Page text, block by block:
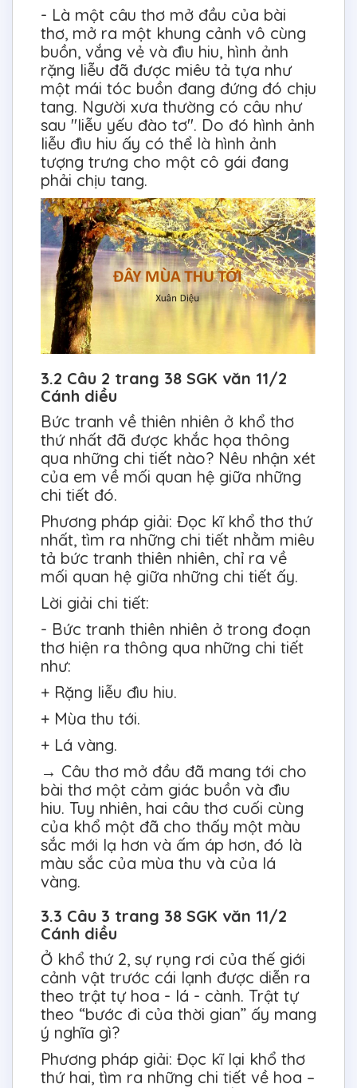
- Là một câu thơ mở đầu của bài
thơ, mở ra một khung cảnh vô cùng
buồn, vắng vẻ và đìu hiu, hình ảnh
rặng liễu đã được miêu tả tựa như
một mái tóc buồn đang đứng đó chịu
tang. Người xưa thường có câu như
sau "liễu yếu đào tơ". Do đó hình ảnh
liễu đìu hiu ấy có thể là hình ảnh
tượng trưng cho một cô gái đang
phải chịu tang.
3.2 Câu 2 trang 38 SGK văn 11/2
Cánh diều
Bức tranh về thiên nhiên ở khổ thơ
thứ nhất đã được khắc họa thông
qua những chi tiết nào? Nêu nhận xét
của em về mối quan hệ giữa những
chi tiết đó.
Phương pháp giải: Đọc kĩ khổ thơ thứ
nhất, tìm ra những chi tiết nhằm miêu
tả bức tranh thiên nhiên, chỉ ra về
mối quan hệ giữa những chi tiết ấy.
Lời giải chi tiết:
- Bức tranh thiên nhiên ở trong đoạn
thơ hiện ra thông qua những chi tiết
như:
+ Rặng liễu đìu hiu.
+ Mùa thu tới.
+ Lá vàng.
→ Câu thơ mở đầu đã mang tới cho
bài thơ một cảm giác buồn và đìu
hiu. Tuy nhiên, hai câu thơ cuối cùng
của khổ một đã cho thấy một màu
sắc mới lạ hơn và ấm áp hơn, đó là
màu sắc của mùa thu và của lá
vàng.
3.3 Câu 3 trang 38 SGK văn 11/2
Cánh diều
Ở khổ thứ 2, sự rụng rơi của thế giới
cảnh vật trước cái lạnh được diễn ra
theo trật tự hoa - lá - cành. Trật tự
theo “bước đi của thời gian” ấy mang
ý nghĩa gì?
Phương pháp giải: Đọc kĩ lại khổ thơ
thứ hai, tìm ra những chi tiết về hoa –